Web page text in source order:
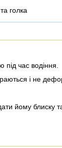
голка
під час водіння.
і не
йому блиску та